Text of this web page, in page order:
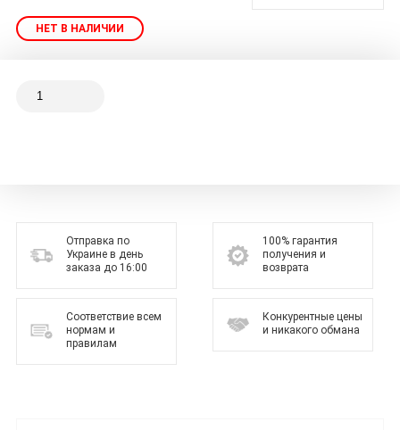
НЕТ В НАЛИЧИИ
Отправка по
Украине в день
заказа до 16:00
Соответствие всем
нормам и
правилам
100% гарантия
получения и
возврата
Конкурентные цены
и никакого обмана